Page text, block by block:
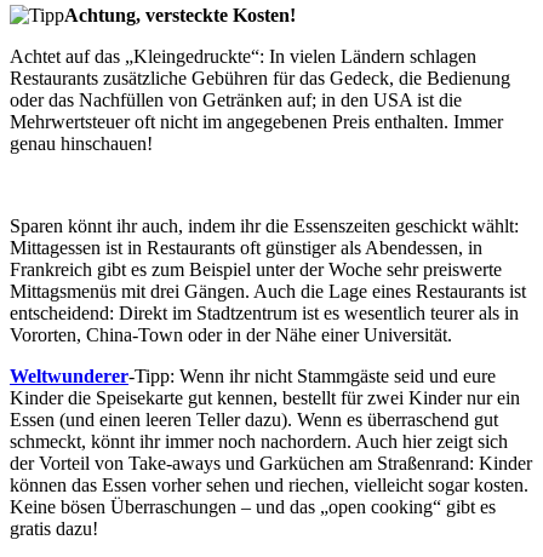
Achtung, versteckte Kosten!
Achtet auf das „Kleingedruckte“: In vielen Ländern schlagen
Restaurants zusätzliche Gebühren für das Gedeck, die Bedienung
oder das Nachfüllen von Getränken auf; in den USA ist die
Mehrwertsteuer oft nicht im angegebenen Preis enthalten. Immer
genau hinschauen!
Sparen könnt ihr auch, indem ihr die Essenszeiten geschickt wählt:
Mittagessen ist in Restaurants oft günstiger als Abendessen, in
Frankreich gibt es zum Beispiel unter der Woche sehr preiswerte
Mittagsmenüs mit drei Gängen. Auch die Lage eines Restaurants ist
entscheidend: Direkt im Stadtzentrum ist es wesentlich teurer als in
Vororten, China-Town oder in der Nähe einer Universität.
Weltwunderer-Tipp: Wenn ihr nicht Stammgäste seid und eure
Kinder die Speisekarte gut kennen, bestellt für zwei Kinder nur ein
Essen (und einen leeren Teller dazu). Wenn es überraschend gut
schmeckt, könnt ihr immer noch nachordern. Auch hier zeigt sich
der Vorteil von Take-aways und Garküchen am Straßenrand: Kinder
können das Essen vorher sehen und riechen, vielleicht sogar kosten.
Keine bösen Überraschungen – und das „open cooking“ gibt es
gratis dazu!